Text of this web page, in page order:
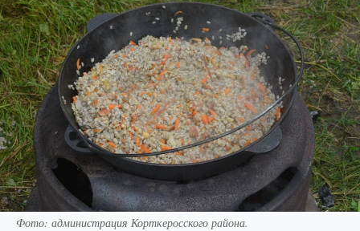
Фото: администрация Корткеросского района.